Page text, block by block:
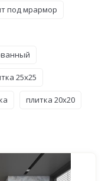
под мрармор
25x25
плитка 20x20